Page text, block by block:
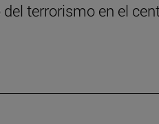
terrorismo en el